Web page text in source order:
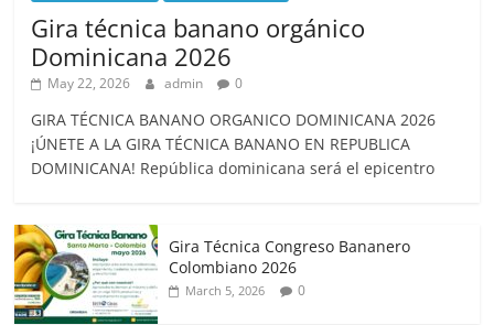
Gira técnica banano orgánico
Dominicana 2026
May 22, 2026 admin 0
GIRA TÉCNICA BANANO ORGANICO DOMINICANA 2026
¡ÚNETE A LA GIRA TÉCNICA BANANO EN REPUBLICA
DOMINICANA! República dominicana será el epicentro
Gira Técnica Congreso Bananero
Colombiano 2026
March 5, 2026 0